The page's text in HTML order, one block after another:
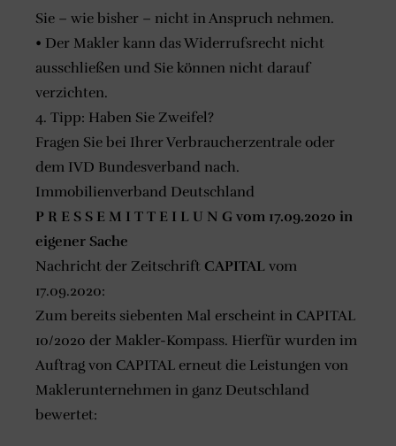
Sie – wie bisher – nicht in Anspruch nehmen.
• Der Makler kann das Widerrufsrecht nicht
ausschließen und Sie können nicht darauf
verzichten.
4. Tipp: Haben Sie Zweifel?
Fragen Sie bei Ihrer Verbraucherzentrale oder
dem IVD Bundesverband nach.
Immobilienverband Deutschland
P R E S S E M I T T E I L U N G vom 17.09.2020 in
eigener Sache
Nachricht der Zeitschrift CAPITAL vom
17.09.2020:
Zum bereits siebenten Mal erscheint in CAPITAL
10/2020 der Makler-Kompass. Hierfür wurden im
Auftrag von CAPITAL erneut die Leistungen von
Maklerunternehmen in ganz Deutschland
bewertet: